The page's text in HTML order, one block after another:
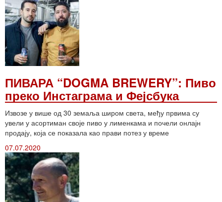
ПИВАРА “DOGMA BREWERY”: Пиво
преко Инстаграма и Фејсбука
Извозе у више од 30 земаља широм света, међу првима су
увели у асортиман своје пиво у лименкама и почели онлајн
продају, која се показала као прави потез у време
07.07.2020